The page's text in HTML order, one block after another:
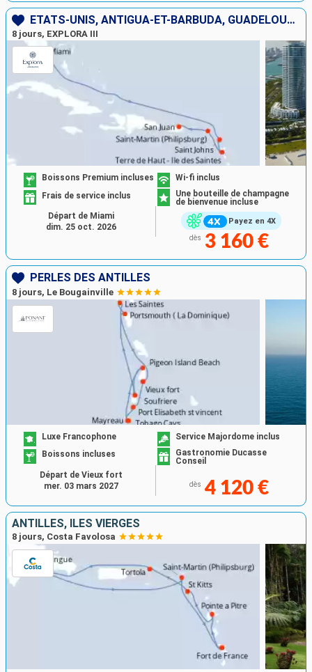
ÉTATS-UNIS, ANTIGUA-ET-BARBUDA, GUADELOUPE, SAINT-MARTIN, PORTO RICO
8 jours, EXPLORA III
Payez en 4X
Boissons Premium incluses
Wi-fi inclus
Frais de service inclus
Une bouteille de champagne
de bienvenue incluse
dès 3 160 €
Départ de Miami
dim. 25 oct. 2026
PERLES DES ANTILLES
8 jours, Le Bougainville
Luxe Francophone
Service Majordome inclus
Boissons incluses
Gastronomie Ducasse
Conseil
dès 4 120 €
Départ de Vieux fort
mer. 03 mars 2027
ANTILLES, ILES VIERGES
8 jours, Costa Favolosa